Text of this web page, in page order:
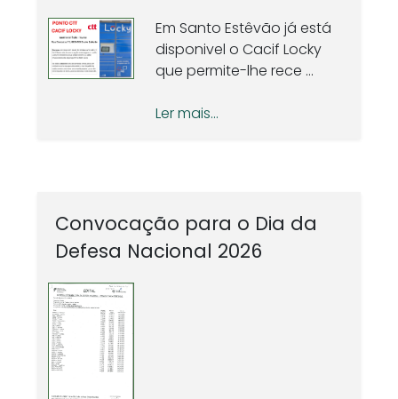
Em Santo Estêvão já está
disponivel o Cacif Locky
que permite-lhe rece ...
Ler mais...
Convocação para o Dia da
Defesa Nacional 2026